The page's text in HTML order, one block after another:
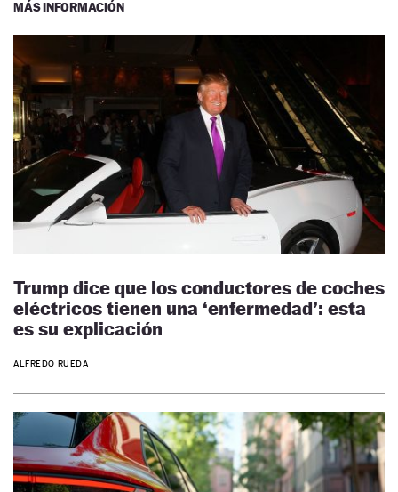
MÁS INFORMACIÓN
Trump dice que los conductores de coches
eléctricos tienen una ‘enfermedad’: esta
es su explicación
ALFREDO RUEDA